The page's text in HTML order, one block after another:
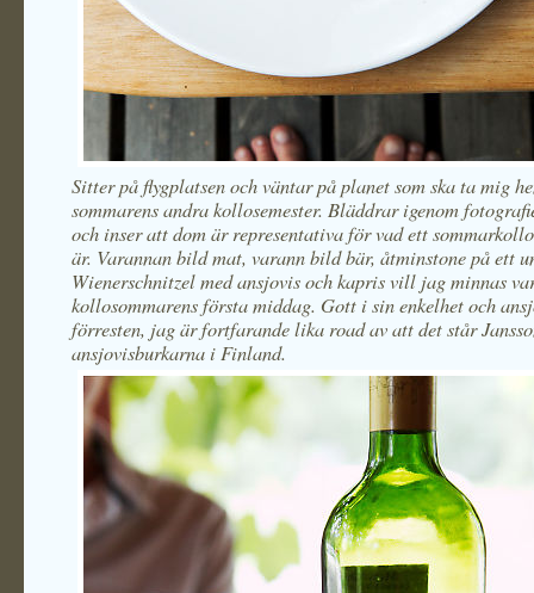
Sitter på flygplatsen och väntar på planet som ska ta mig
sommarens andra kollosemester. Bläddrar igenom
och inser att dom är representativa för vad ett
är. Varannan bild mat, varann bild bär, åtminstone på ett
Wienerschnitzel med ansjovis och kapris vill jag minnas
kollosommarens första middag. Gott i sin enkelhet och
förresten, jag är fortfarande lika road av att det står
ansjovisburkarna i Finland.